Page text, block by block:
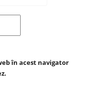
în acest navigator